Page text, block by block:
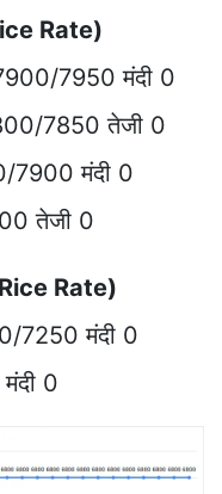
Rate)
7950 मंदी 0
7850 तेजी 0
7900 मंदी 0
तेजी 0
Rate)
7250 मंदी 0
0